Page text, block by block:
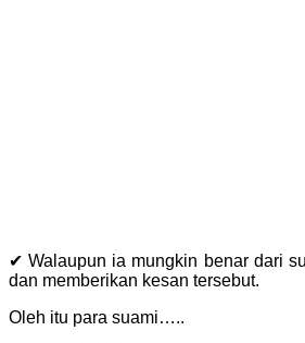
✔ Walaupun ia mungkin benar dari
dan memberikan kesan tersebut.
Oleh itu para suami…..